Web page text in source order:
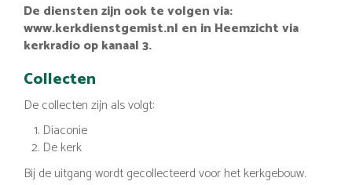
De diensten zijn ook te volgen via:
www.kerkdienstgemist.nl en in Heemzicht via
kerkradio op kanaal 3.
Collecten
De collecten zijn als volgt:
Diaconie
De kerk
Bij de uitgang wordt gecollecteerd voor het kerkgebouw.